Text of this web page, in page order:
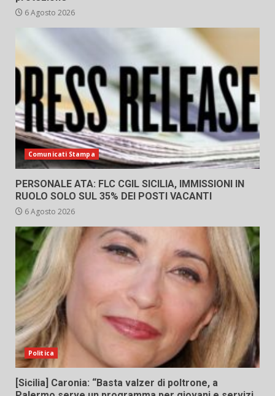
6 Agosto 2026
Comunicati Stampa
PERSONALE ATA: FLC CGIL SICILIA, IMMISSIONI IN
RUOLO SOLO SUL 35% DEI POSTI VACANTI
6 Agosto 2026
Politica
[Sicilia] Caronia: “Basta valzer di poltrone, a